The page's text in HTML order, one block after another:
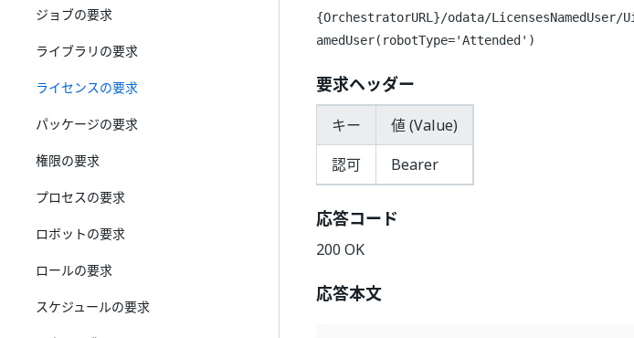
ジョブの要求
ライブラリの要求
ライセンスの要求
パッケージの要求
権限の要求
プロセスの要求
ロボットの要求
ロールの要求
スケジュールの要求
{OrchestratorURL}/odata/
amedUser(robotType='Attended')
要求ヘッダー
キー
値 (Value)
認可
Bearer
応答コード
200 OK
応答本文